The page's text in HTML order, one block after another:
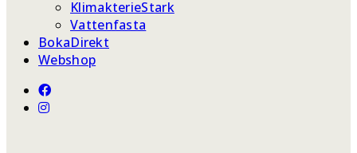
KlimakterieStark
Vattenfasta
BokaDirekt
Webshop